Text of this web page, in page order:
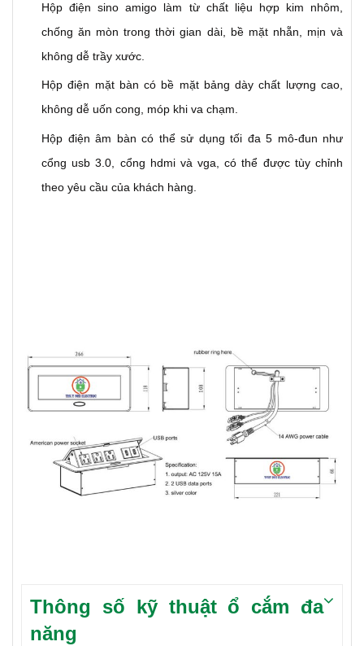
Hộp điện sino amigo làm từ chất liệu hợp kim nhôm,
chống ăn mòn trong thời gian dài, bề mặt nhẵn, mịn và
không dễ trầy xước.
Hộp điện mặt bàn có bề mặt bảng dày chất lượng cao,
không dễ uốn cong, móp khi va chạm.
Hộp điện âm bàn có thể sử dụng tối đa 5 mô-đun như
cổng usb 3.0, cổng hdmi và vga, có thể được tùy chỉnh
theo yêu cầu của khách hàng.
Thông số kỹ thuật ổ cắm đa
năng